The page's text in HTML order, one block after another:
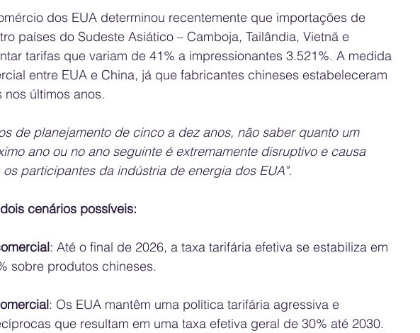
dos EUA determinou recentemente que importações de
países do Sudeste Asiático – Camboja, Tailândia, Vietnã e
tarifas que variam de 41% a impressionantes 3.521%. A medida
entre EUA e China, já que fabricantes chineses estabeleceram
últimos anos.
de planejamento de cinco a dez anos, não saber quanto um
ano ou no ano seguinte é extremamente disruptivo e causa
participantes da indústria de energia dos EUA".
cenários possíveis:
: Até o final de 2026, a taxa tarifária efetiva se estabiliza em
sobre produtos chineses.
: Os EUA mantêm uma política tarifária agressiva e
que resultam em uma taxa efetiva geral de 30% até 2030.